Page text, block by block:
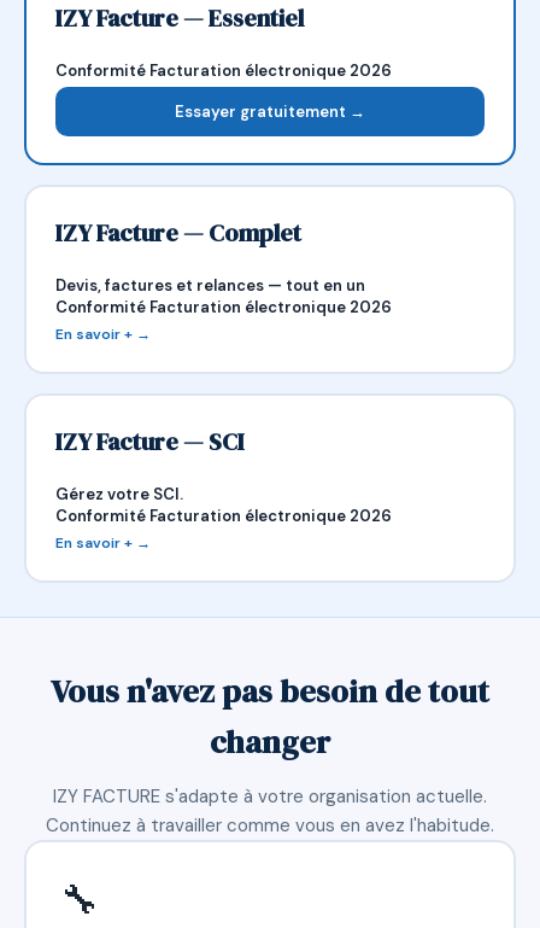
IZY Facture — Essentiel
Conformité Facturation électronique 2026
Essayer gratuitement →
IZY Facture — Complet
Devis, factures et relances — tout en un
Conformité Facturation électronique 2026
En savoir + →
IZY Facture — SCI
Gérez votre SCI.
Conformité Facturation électronique 2026
En savoir + →
Vous n'avez pas besoin de tout
changer
IZY FACTURE s'adapte à votre organisation actuelle.
Continuez à travailler comme vous en avez l'habitude.
🔧